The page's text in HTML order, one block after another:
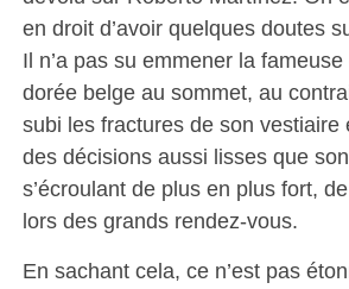
en droit d’avoir quelques doutes
Il n’a pas su emmener la
dorée belge au sommet, au
subi les fractures de son vestiaire
des décisions aussi lisses que
s’écroulant de plus en plus fort,
lors des grands rendez-vous.
En sachant cela, ce n’est pas